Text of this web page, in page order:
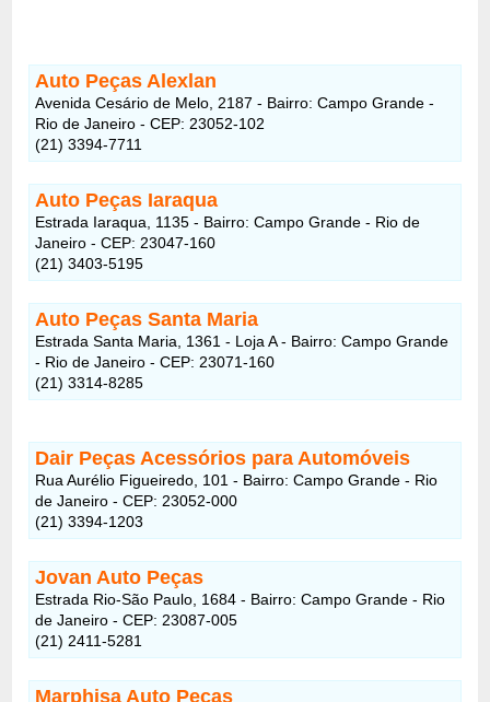
Auto Peças Alexlan
Avenida Cesário de Melo, 2187 - Bairro: Campo Grande -
Rio de Janeiro - CEP: 23052-102
(21) 3394-7711
Auto Peças Iaraqua
Estrada Iaraqua, 1135 - Bairro: Campo Grande - Rio de
Janeiro - CEP: 23047-160
(21) 3403-5195
Auto Peças Santa Maria
Estrada Santa Maria, 1361 - Loja A - Bairro: Campo Grande
- Rio de Janeiro - CEP: 23071-160
(21) 3314-8285
Dair Peças Acessórios para Automóveis
Rua Aurélio Figueiredo, 101 - Bairro: Campo Grande - Rio
de Janeiro - CEP: 23052-000
(21) 3394-1203
Jovan Auto Peças
Estrada Rio-São Paulo, 1684 - Bairro: Campo Grande - Rio
de Janeiro - CEP: 23087-005
(21) 2411-5281
Marphisa Auto Peças